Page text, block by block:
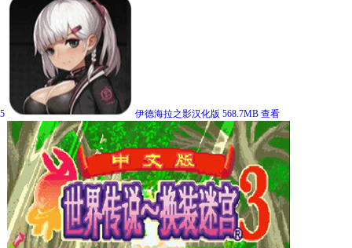
5 伊德海拉之影汉化版 568.7MB 查看